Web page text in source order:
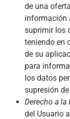
de una
información
suprimir los
teniendo en
de su
para
los datos
supresión
Derecho a
del Usuario